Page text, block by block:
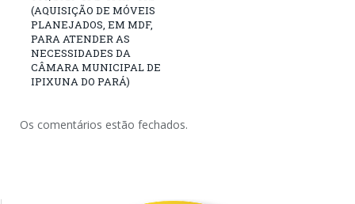
(AQUISIÇÃO DE MÓVEIS
PLANEJADOS, EM MDF,
PARA ATENDER AS
NECESSIDADES DA
CÂMARA MUNICIPAL DE
IPIXUNA DO PARÁ)
Os comentários estão fechados.